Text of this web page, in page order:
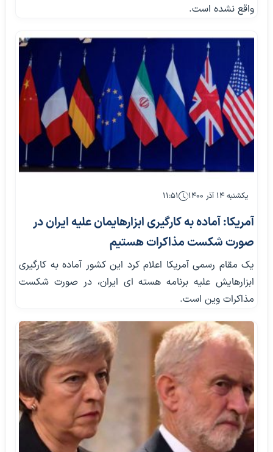
واقع نشده است.
یکشنبه ۱۴ آذر ۱۴۰۰ ۱۱:۵۱
آمریکا: آماده به کارگیری ابزارهایمان علیه ایران در
صورت شکست مذاکرات هستیم
یک مقام رسمی آمریکا اعلام کرد این کشور آماده به کارگیری
ابزارهایش علیه برنامه هسته ای ایران، در صورت شکست
مذاکرات وین است.